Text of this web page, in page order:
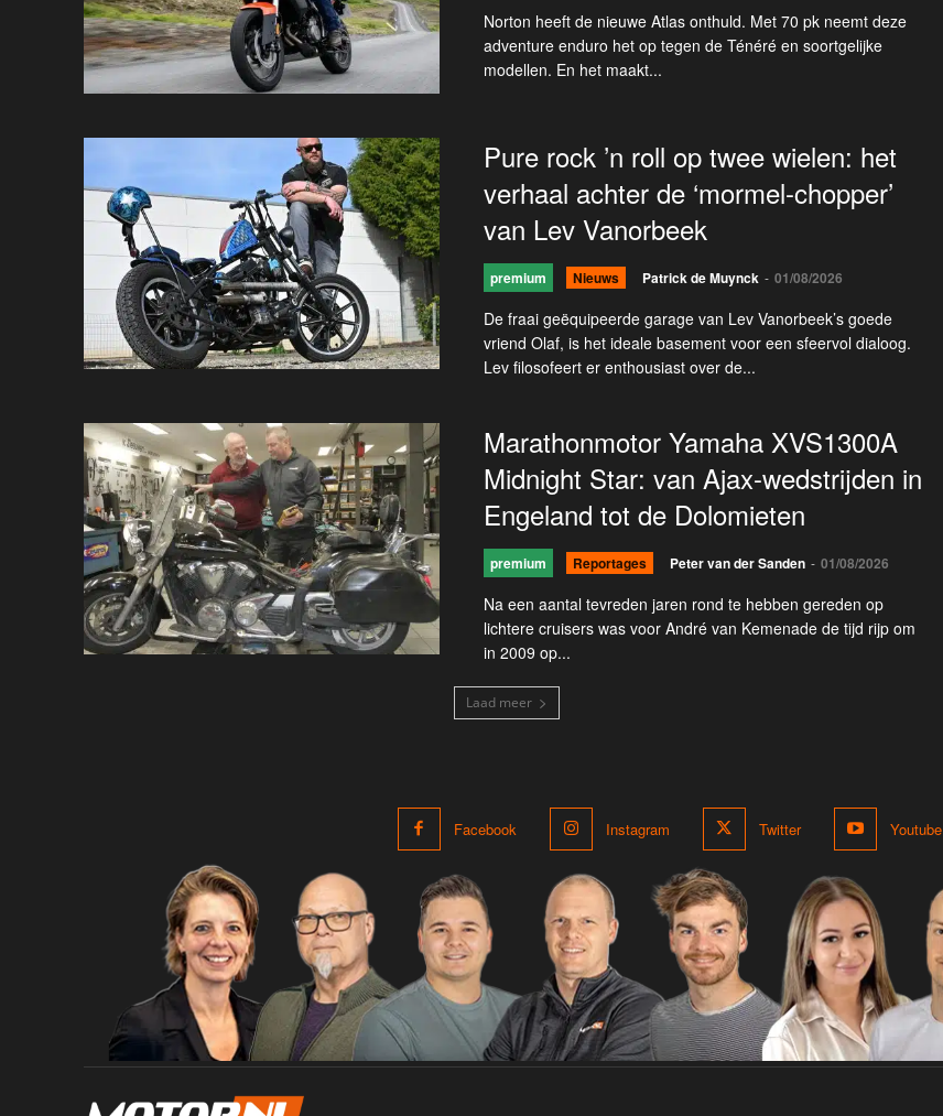
Norton heeft de nieuwe Atlas onthuld. Met 70 pk neemt deze
adventure enduro het op tegen de Ténéré en soortgelijke
modellen. En het maakt...
Pure rock ’n roll op twee wielen: het
verhaal achter de ‘mormel-chopper’
van Lev Vanorbeek
premium Nieuws Patrick de Muynck - 01/08/2026
De fraai geëquipeerde garage van Lev Vanorbeek’s goede
vriend Olaf, is het ideale basement voor een sfeervol dialoog.
Lev filosofeert er enthousiast over de...
Marathonmotor Yamaha XVS1300A
Midnight Star: van Ajax-wedstrijden in
Engeland tot de Dolomieten
premium Reportages Peter van der Sanden - 01/08/2026
Na een aantal tevreden jaren rond te hebben gereden op
lichtere cruisers was voor André van Kemenade de tijd rijp om
in 2009 op...
Laad meer
Facebook Instagram Twitter Youtube